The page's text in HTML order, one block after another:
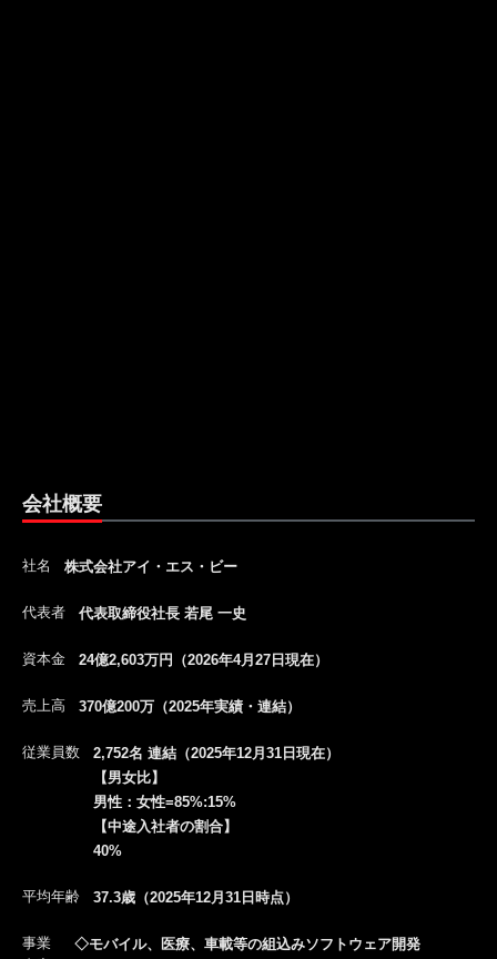
会社概要
社名 株式会社アイ・エス・ビー
代表者 代表取締役社長 若尾 一史
資本金 24億2,603万円（2026年4月27日現在）
売上高 370億200万（2025年実績・連結）
従業員数
2,752名 連結（2025年12月31日現在）
【男女比】
男性：女性=85%:15%
【中途入社者の割合】
40%
平均年齢 37.3歳（2025年12月31日時点）
事業
◇モバイル、医療、車載等の組込みソフトウェア開発